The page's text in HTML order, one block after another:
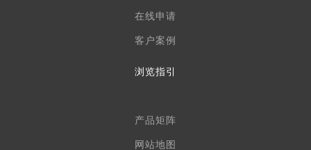
在线申请
客户案例
浏览指引
产品矩阵
网站地图